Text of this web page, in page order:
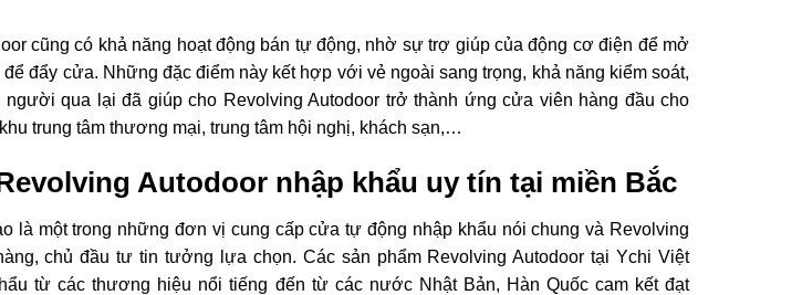
cũng có khả năng hoạt động bán tự động, nhờ sự trợ giúp của động cơ điện để mở
đẩy cửa. Những đặc điểm này kết hợp với vẻ ngoài sang trọng, khả năng kiểm soát,
qua lại đã giúp cho Revolving Autodoor trở thành ứng cửa viên hàng đầu cho
trung tâm thương mại, trung tâm hội nghị, khách sạn,…
Autodoor nhập khẩu uy tín tại miền Bắc
là một trong những đơn vị cung cấp cửa tự động nhập khẩu nói chung và Revolving
chủ đầu tư tin tưởng lựa chọn. Các sản phẩm Revolving Autodoor tại Ychi Việt
từ các thương hiệu nổi tiếng đến từ các nước Nhật Bản, Hàn Quốc cam kết đạt